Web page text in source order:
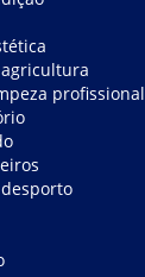
profissional